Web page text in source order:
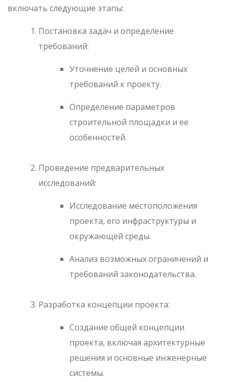
включать следующие этапы:
Постановка задач и определение
требований:
Уточнение целей и основных
требований к проекту.
Определение параметров
строительной площадки и ее
особенностей.
Проведение предварительных
исследований:
Исследование местоположения
проекта, его инфраструктуры и
окружающей среды.
Анализ возможных ограничений и
требований законодательства.
Разработка концепции проекта:
Создание общей концепции
проекта, включая архитектурные
решения и основные инженерные
системы.